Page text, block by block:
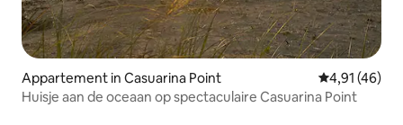
Appartement in Casuarina Point Gemiddelde
4,91 (46)
Huisje aan de oceaan op spectaculaire Casuarina Point